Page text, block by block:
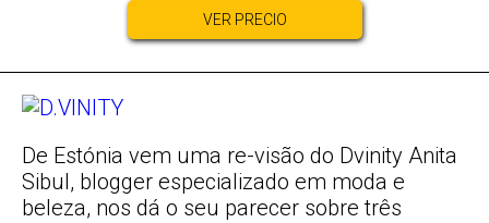
VER PRECIO
De Estónia vem uma re-visão do Dvinity Anita
Sibul, blogger especializado em moda e
beleza, nos dá o seu parecer sobre três